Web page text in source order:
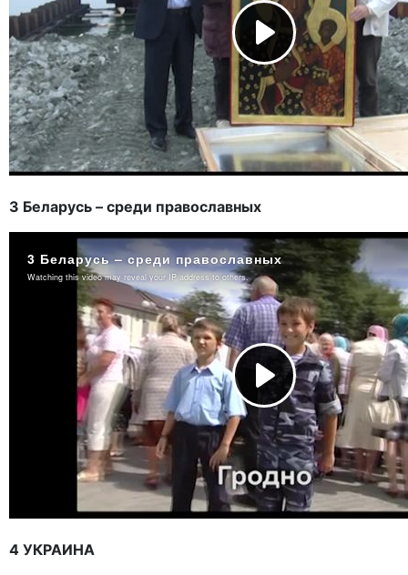
3 Беларусь – среди православных
4 УКРАИНА